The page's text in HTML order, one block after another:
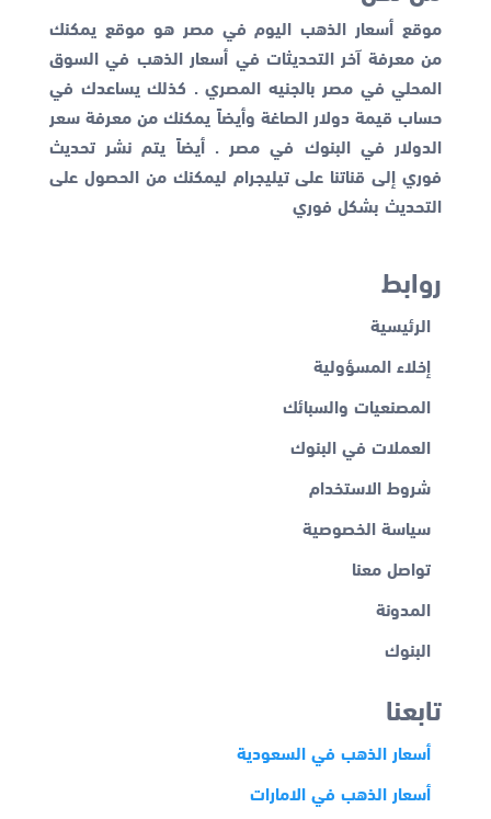
موقع أسعار الذهب اليوم في مصر هو موقع يمكنك
من معرفة آخر التحديثات في أسعار الذهب في السوق
المحلي في مصر بالجنيه المصري . كذلك يساعدك في
حساب قيمة دولار الصاغة وأيضاً يمكنك من معرفة سعر
الدولار في البنوك في مصر . أيضاً يتم نشر تحديث
فوري إلى قناتنا على تيليجرام ليمكنك من الحصول على
التحديث بشكل فوري
روابط
الرئيسية
إخلاء المسؤولية
المصنعيات والسبائك
العملات في البنوك
شروط الاستخدام
سياسة الخصوصية
تواصل معنا
المدونة
البنوك
تابعنا
أسعار الذهب في السعودية
أسعار الذهب في الامارات